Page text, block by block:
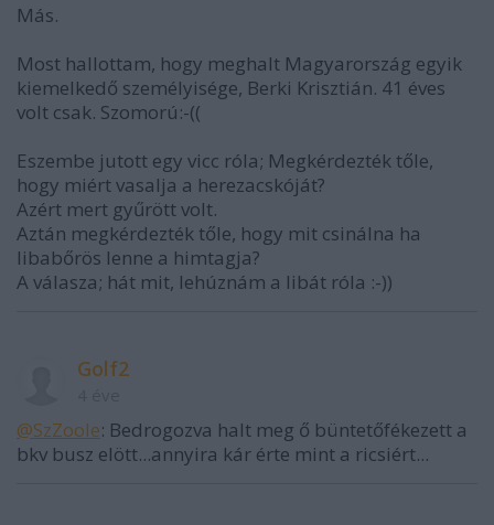
Más.
Most hallottam, hogy meghalt Magyarország egyik
kiemelkedő személyisége, Berki Krisztián. 41 éves
volt csak. Szomorú:-((
Eszembe jutott egy vicc róla; Megkérdezték tőle,
hogy miért vasalja a herezacskóját?
Azért mert gyűrött volt.
Aztán megkérdezték tőle, hogy mit csinálna ha
libabőrös lenne a himtagja?
A válasza; hát mit, lehúznám a libát róla :-))
Golf2
@SzZoole: Bedrogozva halt meg ő büntetőfékezett a
bkv busz elött...annyira kár érte mint a ricsiért...